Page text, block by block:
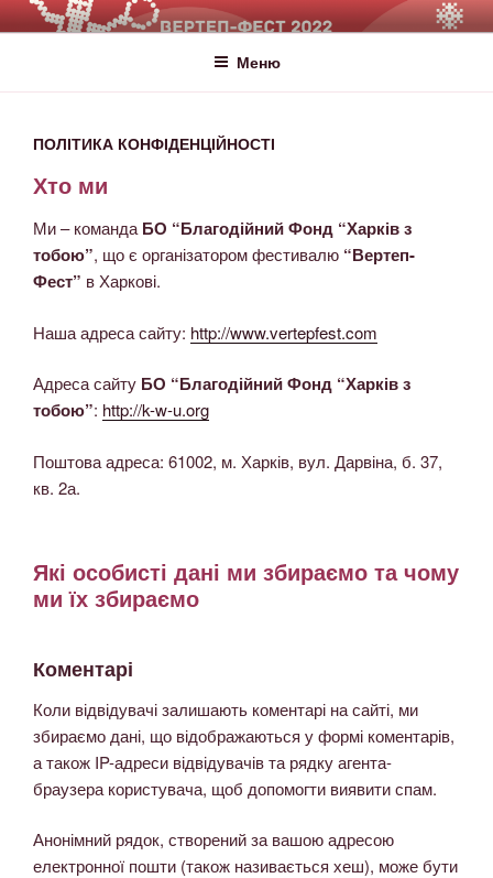
ВЕРТЕП-ФЕСТ
За Світло те, що Темряву здолало!
Меню
ПОЛІТИКА КОНФІДЕНЦІЙНОСТІ
Хто ми
Ми – команда БО “Благодійний Фонд “Харків з
тобою”, що є організатором фестивалю “Вертеп-
Фест” в Харкові.
Наша адреса сайту: http://www.vertepfest.com
Адреса сайту БО “Благодійний Фонд “Харків з
тобою”: http://k-w-u.org
Поштова адреса: 61002, м. Харків, вул. Дарвіна, б. 37,
кв. 2а.
Які особисті дані ми збираємо та чому
ми їх збираємо
Коментарі
Коли відвідувачі залишають коментарі на сайті, ми
збираємо дані, що відображаються у формі коментарів,
а також IP-адреси відвідувачів та рядку агента-
браузера користувача, щоб допомогти виявити спам.
Анонімний рядок, створений за вашою адресою
електронної пошти (також називається хеш), може бути